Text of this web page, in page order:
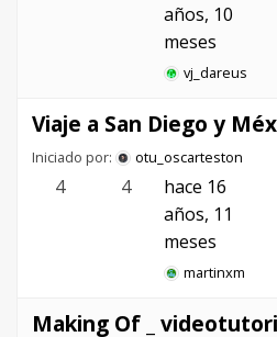
años, 10
meses
vj_dareus
Viaje a San Diego y
Iniciado por: otu_oscarteston
4 4
hace 16
años, 11
meses
martinxm
Making Of _